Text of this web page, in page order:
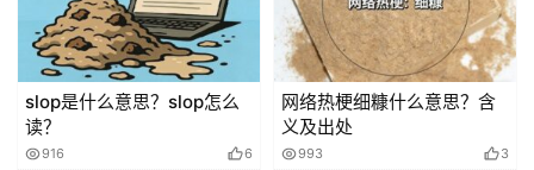
slop是什么意思？slop怎么
读？
916 6
网络热梗细糠什么意思？含
义及出处
993 3